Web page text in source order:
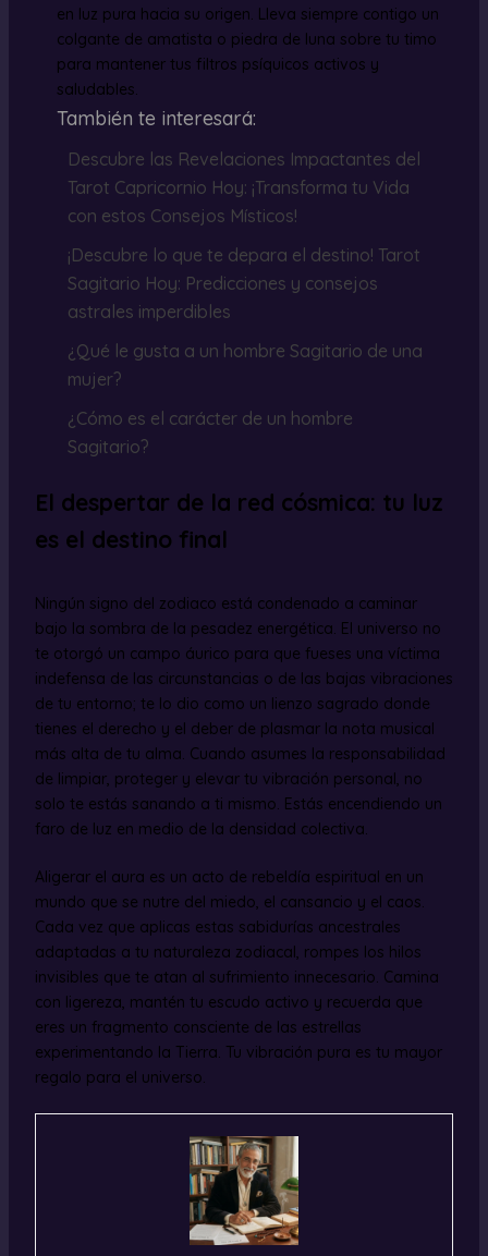
en luz pura hacia su origen. Lleva siempre contigo un
colgante de amatista o piedra de luna sobre tu timo
para mantener tus filtros psíquicos activos y
saludables.
También te interesará:
Descubre las Revelaciones Impactantes del
Tarot Capricornio Hoy: ¡Transforma tu Vida
con estos Consejos Místicos!
¡Descubre lo que te depara el destino! Tarot
Sagitario Hoy: Predicciones y consejos
astrales imperdibles
¿Qué le gusta a un hombre Sagitario de una
mujer?
¿Cómo es el carácter de un hombre
Sagitario?
El despertar de la red cósmica: tu luz
es el destino final
Ningún signo del zodiaco está condenado a caminar
bajo la sombra de la pesadez energética. El universo no
te otorgó un campo áurico para que fueses una víctima
indefensa de las circunstancias o de las bajas vibraciones
de tu entorno; te lo dio como un lienzo sagrado donde
tienes el derecho y el deber de plasmar la nota musical
más alta de tu alma. Cuando asumes la responsabilidad
de limpiar, proteger y elevar tu vibración personal, no
solo te estás sanando a ti mismo. Estás encendiendo un
faro de luz en medio de la densidad colectiva.
Aligerar el aura es un acto de rebeldía espiritual en un
mundo que se nutre del miedo, el cansancio y el caos.
Cada vez que aplicas estas sabidurías ancestrales
adaptadas a tu naturaleza zodiacal, rompes los hilos
invisibles que te atan al sufrimiento innecesario. Camina
con ligereza, mantén tu escudo activo y recuerda que
eres un fragmento consciente de las estrellas
experimentando la Tierra. Tu vibración pura es tu mayor
regalo para el universo.